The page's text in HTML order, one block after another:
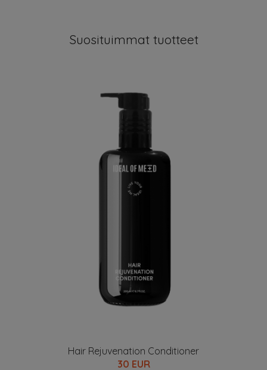
Suosituimmat tuotteet
Hair Rejuvenation Conditioner
30 EUR